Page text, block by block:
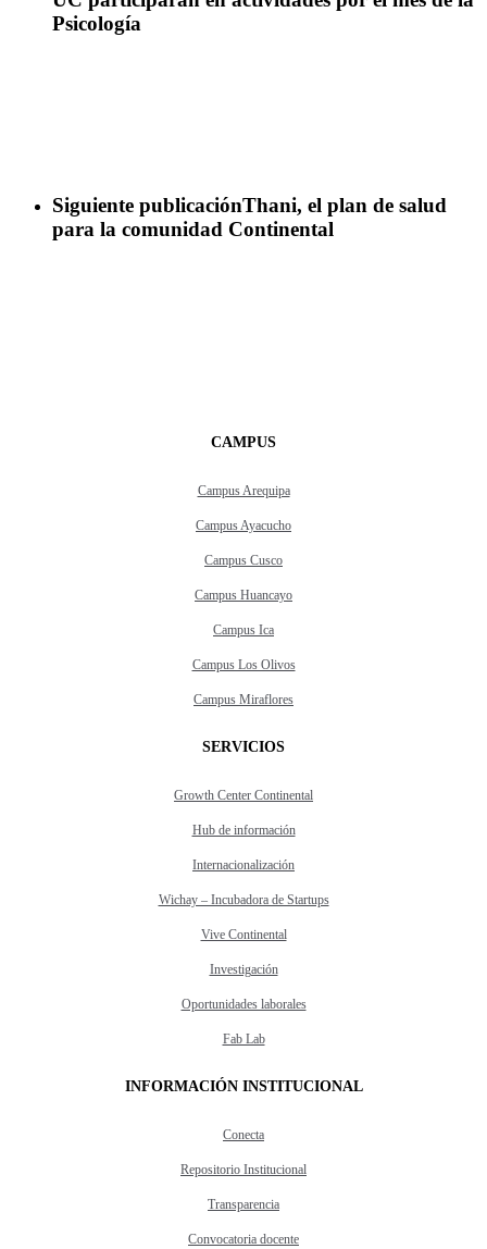
Psicología
Siguiente publicaciónThani, el plan de salud
para la comunidad Continental
CAMPUS
Campus Arequipa
Campus Ayacucho
Campus Cusco
Campus Huancayo
Campus Ica
Campus Los Olivos
Campus Miraflores
SERVICIOS
Growth Center Continental
Hub de información
Internacionalización
Wichay – Incubadora de Startups
Vive Continental
Investigación
Oportunidades laborales
Fab Lab
INFORMACIÓN INSTITUCIONAL
Conecta
Repositorio Institucional
Transparencia
Convocatoria docente